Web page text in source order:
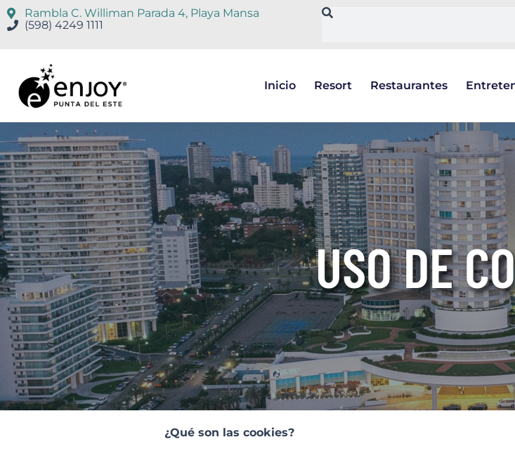
Rambla C. Williman Parada 4, Playa Mansa
(598) 4249 1111
Inicio Resort Restaurantes
USO DE
¿Qué son las cookies?